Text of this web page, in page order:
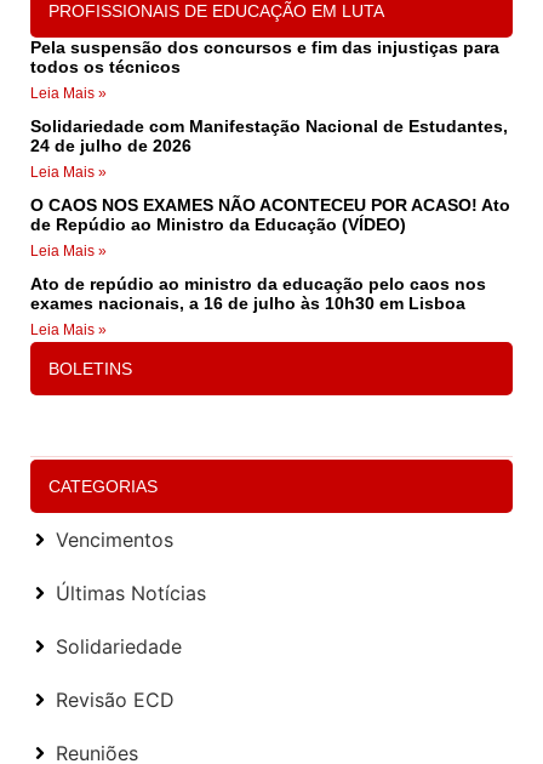
PROFISSIONAIS DE EDUCAÇÃO EM LUTA
Pela suspensão dos concursos e fim das injustiças para
todos os técnicos
Leia Mais »
Solidariedade com Manifestação Nacional de Estudantes,
24 de julho de 2026
Leia Mais »
O CAOS NOS EXAMES NÃO ACONTECEU POR ACASO! Ato
de Repúdio ao Ministro da Educação (VÍDEO)
Leia Mais »
Ato de repúdio ao ministro da educação pelo caos nos
exames nacionais, a 16 de julho às 10h30 em Lisboa
Leia Mais »
BOLETINS
CATEGORIAS
Vencimentos
Últimas Notícias
Solidariedade
Revisão ECD
Reuniões